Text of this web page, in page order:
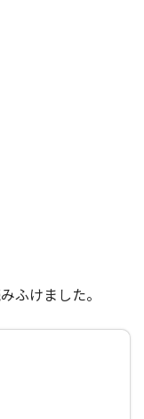
ふけました。